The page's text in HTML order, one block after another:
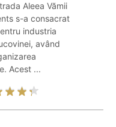
Aleea Vămii
s-a consacrat
industria
având
Acest ...